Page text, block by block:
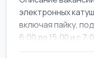
электронных
включая пайку,
6:00 до 15:00 и с